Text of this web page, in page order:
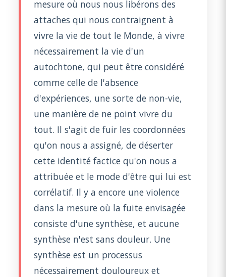
mesure où nous nous libérons des
attaches qui nous contraignent à
vivre la vie de tout le Monde, à vivre
nécessairement la vie d'un
autochtone, qui peut être considéré
comme celle de l'absence
d'expériences, une sorte de non-vie,
une manière de ne point vivre du
tout. Il s'agit de fuir les coordonnées
qu'on nous a assigné, de déserter
cette identité factice qu'on nous a
attribuée et le mode d'être qui lui est
corrélatif. Il y a encore une violence
dans la mesure où la fuite envisagée
consiste d'une synthèse, et aucune
synthèse n'est sans douleur. Une
synthèse est un processus
nécessairement douloureux et